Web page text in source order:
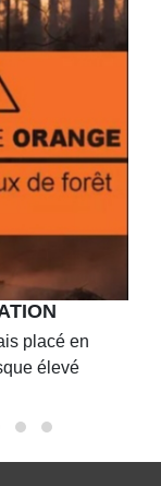
placé en
élevé